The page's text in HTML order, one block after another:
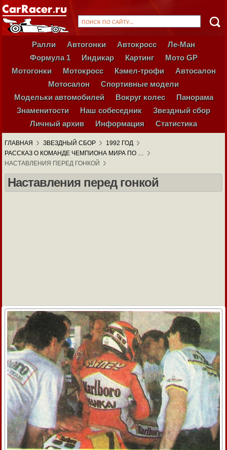
Ралли Автогонки Автокросс
Ле-Ман
Формула 1
Индикар Картинг
Мото GP
Мотогонки
Мотокросс Кэмел-трофи
Автосалон
Мотосалон
Спортивные модели
Модельки автомобилей
Вокруг колес
Панорама
Знаменитости
Наш собеседник
Звездный сбор
Личный архив
Информация Статистика
ГЛАВНАЯ ЗВЕЗДНЫЙ СБОР
1992 ГОД
РАССКАЗ О КОМАНДЕ ЧЕМПИОНА МИРА ПО …
НАСТАВЛЕНИЯ ПЕРЕД ГОНКОЙ
Наставления перед гонкой